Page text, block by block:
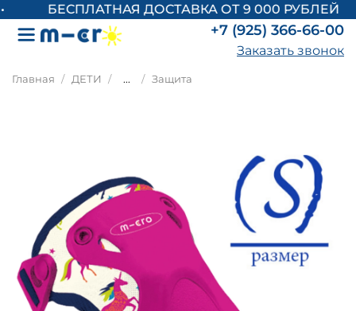
БЕСПЛАТНАЯ ДОСТАВКА ОТ 9 000 РУБЛЕЙ
+7 (925) 366-66-00
Заказать звонок
Главная ДЕТИ ... Защита